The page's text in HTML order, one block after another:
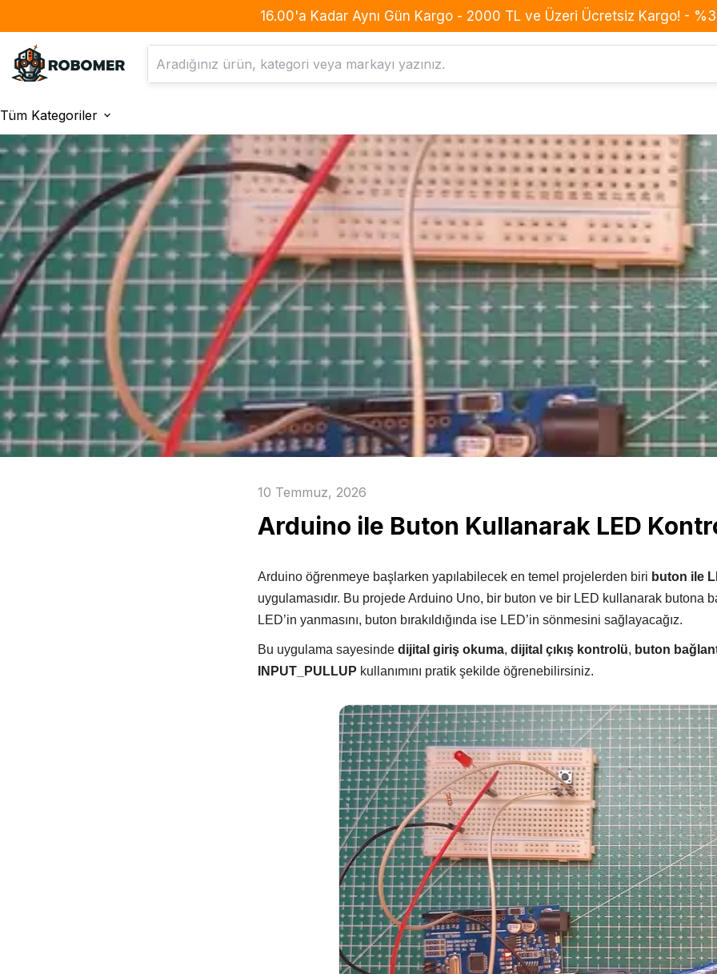
16.00'a Kadar Aynı Gün Kargo - 2000 TL ve Üzeri Ücretsiz Kargo! -
Tüm Kategoriler
Filamentler
PLA Çeşitleri
ABS Çeşitleri
PETG Çeşitleri
TPU Çeşitleri
ASA Çeşitleri
Glow PLA
Metalik PLA
Silk Magic PLA
Mat PLA
Silk PLA
Araç Gereç
Bantlar
Büyüteç & Tutacak
Kesici Delici Malzemeler
Kesme Matı
Kutular
Makaronlar
Pense & Kargaburun
Silikon Tabancası
Tornavidalar
Yan Keski
Komponent
Anahtar Buton Switch
Buzzer
Dirençler
Diyotlar
Entegreler
Kondansatörler
Led
MOSFET
Mikrodenetleyiciler
Potansiyometre Çeşitleri
Transistörler
Drone
BLDC Motor
Batarya
ESC
Frame
GPS
Konnektör
Kumanda
Pervane
Telemetri
Uçuş Kontrolcüsü
Modülleri
GSM Modülleri
RF Modülleri
ESP Geliştirici Kartlar
STM Geliştirici Kartlar
Ölçü Test Aletleri
Multimetre
Takometre
Termometre
Raspberry Pi Modelleri
Raspbbery Pi Modülleri
Raspberry Pi
Aksesuarları
10 Temmuz, 2026
Arduino ile Buton Kullanarak LED
Arduino öğrenmeye başlarken yapılabilecek en temel projelerden biri buton ile
uygulamasıdır. Bu projede Arduino Uno, bir buton ve bir LED kullanarak butona
LED’in yanmasını, buton bırakıldığında ise LED’in sönmesini sağlayacağız.
Bu uygulama sayesinde dijital giriş okuma, dijital çıkış kontrolü, buton
INPUT_PULLUP kullanımını pratik şekilde öğrenebilirsiniz.